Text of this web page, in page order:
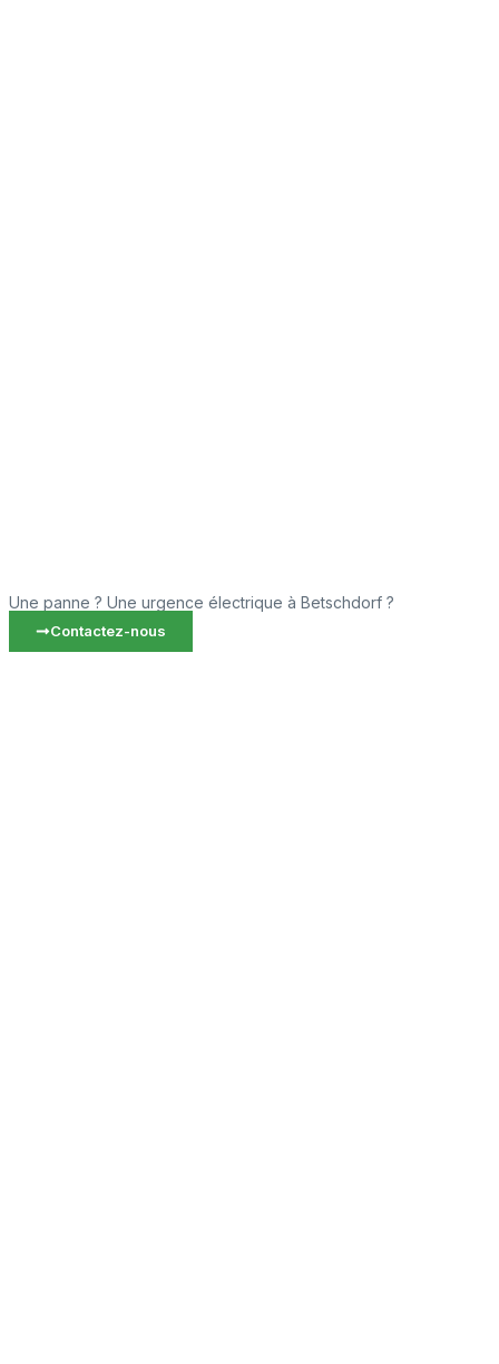
Une panne ? Une urgence électrique à Betschdorf ?
Contactez-nous